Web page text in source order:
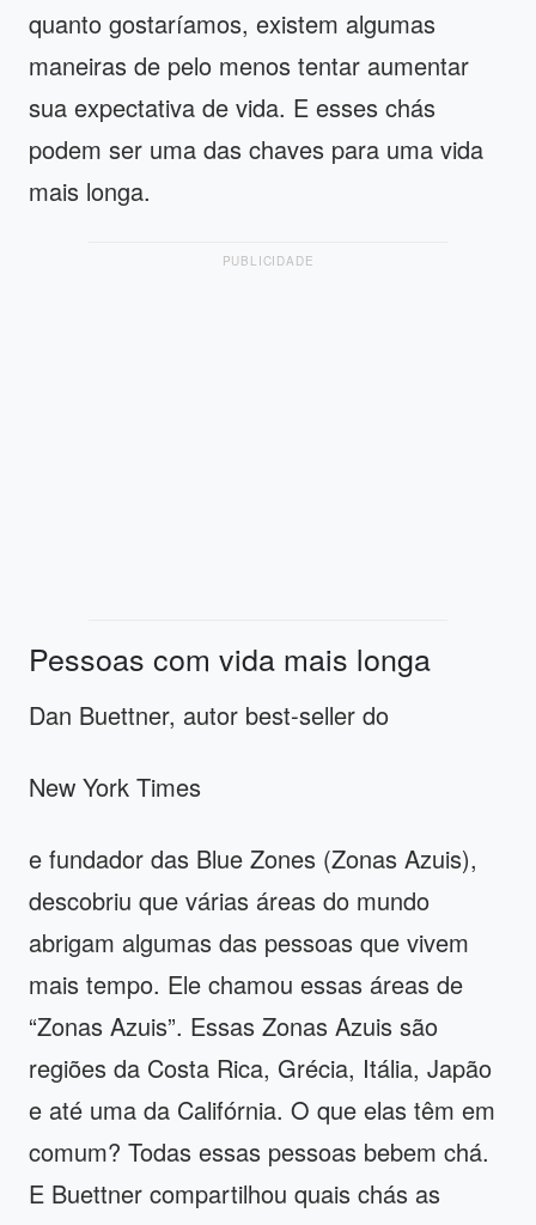
quanto gostaríamos, existem algumas
maneiras de pelo menos tentar aumentar
sua expectativa de vida. E esses chás
podem ser uma das chaves para uma vida
mais longa.
PUBLICIDADE
Pessoas com vida mais longa
Dan Buettner, autor best-seller do
New York Times
e fundador das Blue Zones (Zonas Azuis),
descobriu que várias áreas do mundo
abrigam algumas das pessoas que vivem
mais tempo. Ele chamou essas áreas de
“Zonas Azuis”. Essas Zonas Azuis são
regiões da Costa Rica, Grécia, Itália, Japão
e até uma da Califórnia. O que elas têm em
comum? Todas essas pessoas bebem chá.
E Buettner compartilhou quais chás as